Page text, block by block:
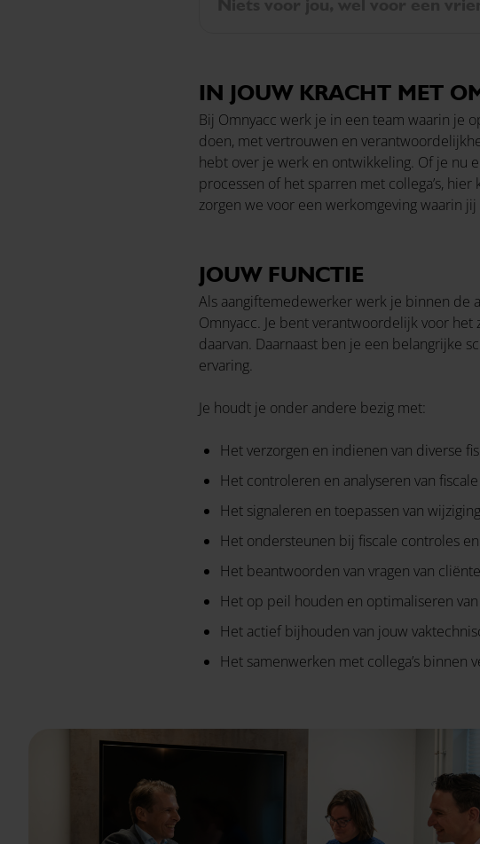
IN JOUW KRACHT MET
Bij Omnyacc werk je in een team waarin je
doen, met vertrouwen en
hebt over je werk en ontwikkeling. Of je nu
processen of het sparren met collega’s,
zorgen we voor een werkomgeving waarin
JOUW FUNCTIE
Als aangiftemedewerker werk je binnen de
Omnyacc. Je bent verantwoordelijk voor
daarvan. Daarnaast ben je een belangrijke
ervaring.
Je houdt je onder andere bezig met:
Het verzorgen en indienen van diverse
Het controleren en analyseren van
Het signaleren en toepassen van
Het ondersteunen bij fiscale controles
Het beantwoorden van vragen van
Het op peil houden en optimaliseren
Het actief bijhouden van jouw
Het samenwerken met collega’s